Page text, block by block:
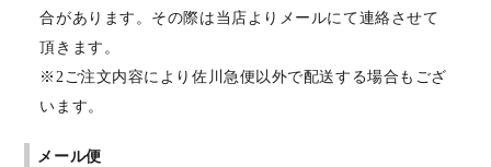
合があります。その際は当店よりメールにて連絡させて
頂きます。
※2ご注文内容により佐川急便以外で配送する場合もござ
います。
メール便